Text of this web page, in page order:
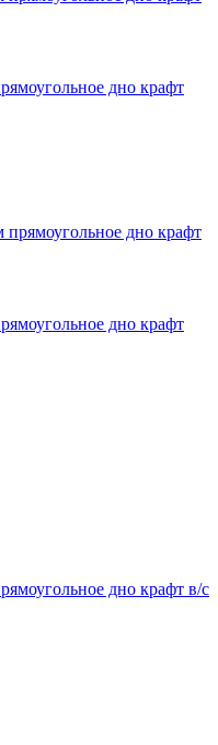
дно крафт
дно крафт
дно крафт в/с